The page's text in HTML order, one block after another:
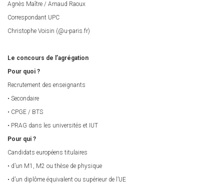
Agnès Maître / Arnaud Raoux
Correspondant UPC
Christophe Voisin (@u-paris.fr)
Le concours de l’agrégation
Pour quoi ?
Recrutement des enseignants
• Secondaire
• CPGE / BTS
• PRAG dans les universités et IUT
Pour qui ?
Candidats européens titulaires
• d’un M1, M2 ou thèse de physique
• d’un diplôme équivalent ou supérieur de l’UE